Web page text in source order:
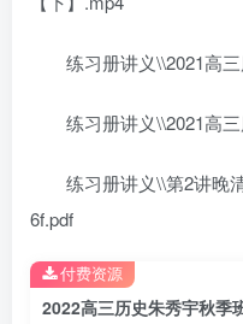
练习册讲义\\2021高
练习册讲义\\2021高
练习册讲义\\第2讲晚
6f.pdf
2022高三历史朱秀宇秋季
付费资源